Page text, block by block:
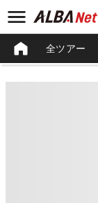
全ツアー